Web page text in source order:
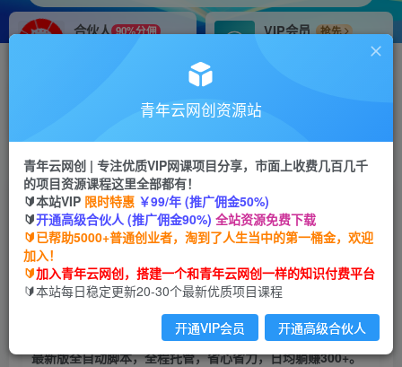
合伙人 90%分佣
VIP会员
抢先
搭建同款网站，自己当老板
首页 创业课程 会员免费 正文
最新版全自动脚本，全程托管，省心省力，日均躺
赚300+。
青年云网创
1个月前发布
关注 私信
最新版全自动脚本，全程托管，省心省力，日均躺赚300+。
青年云网创资源站
青年云网创 | 专注优质VIP网课项目分享，市面上收费几百几千
的项目资源课程这里全部都有！
🔰本站VIP 限时特惠 ￥99/年 (推广佣金50%)
🔰开通高级合伙人 (推广佣金90%) 全站资源免费下载
🔰已帮助5000+普通创业者，淘到了人生当中的第一桶金，欢迎
加入！
🔰加入青年云网创，搭建一个和青年云网创一样的知识付费平台
🔰本站每日稳定更新20-30个最新优质项目课程
开通VIP会员 开通高级合伙人